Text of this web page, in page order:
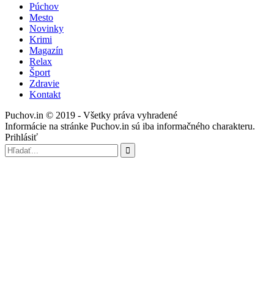
Púchov
Mesto
Novinky
Krimi
Magazín
Relax
Šport
Zdravie
Kontakt
Puchov.in © 2019 - Všetky práva vyhradené
Informácie na stránke Puchov.in sú iba informačného charakteru.
Prihlásiť